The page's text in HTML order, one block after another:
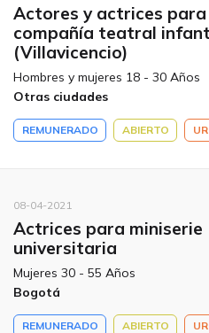
Actores y actrices para
compañía teatral
(Villavicencio)
Hombres y mujeres 18 - 30 Años
Otras ciudades
REMUNERADO ABIERTO
08-04-2021
Actrices para miniserie
universitaria
Mujeres 30 - 55 Años
Bogotá
REMUNERADO ABIERTO